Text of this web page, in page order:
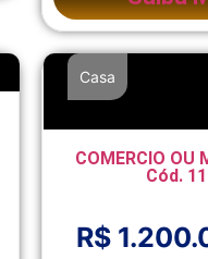
Casa
COMERCIO OU
Cód.
R$